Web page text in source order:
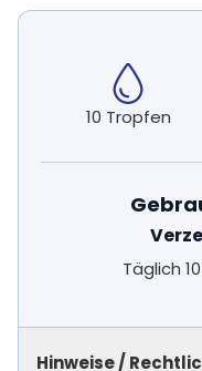
10 Tropfen
Täglich
Hinweise /